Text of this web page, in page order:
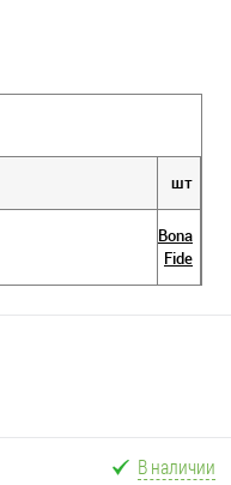
шт
Bona
Fide
В наличии